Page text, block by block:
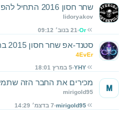
שחר חסון 2016 התחיל להפציץ הבחור
lidoryakov
Or 21 בנוב׳ 09:12
סטנד-אפ שחר חסון 2015 בתכנית "המועדון"
4EvEr
YHY 5 במרץ 18:01
מכירים את החבר הזה
mirigold95
mirigold95 7 בדצמ׳ 14:29
M